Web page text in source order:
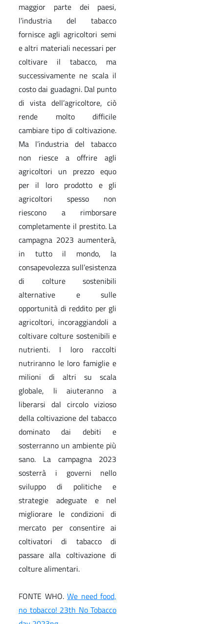
maggior parte dei paesi,
l’industria del tabacco
fornisce agli agricoltori semi
e altri materiali necessari per
coltivare il tabacco, ma
successivamente ne scala il
costo dai guadagni. Dal punto
di vista dell’agricoltore, ciò
rende molto difficile
cambiare tipo di coltivazione.
Ma l’industria del tabacco
non riesce a offrire agli
agricoltori un prezzo equo
per il loro prodotto e gli
agricoltori spesso non
riescono a rimborsare
completamente il prestito. La
campagna 2023 aumenterà,
in tutto il mondo, la
consapevolezza sull’esistenza
di colture sostenibili
alternative e sulle
opportunità di reddito per gli
agricoltori, incoraggiandoli a
coltivare colture sostenibili e
nutrienti. I loro raccolti
nutriranno le loro famiglie e
milioni di altri su scala
globale, li aiuteranno a
liberarsi dal circolo vizioso
della coltivazione del tabacco
dominato dai debiti e
sosterranno un ambiente più
sano. La campagna 2023
sosterrà i governi nello
sviluppo di politiche e
strategie adeguate e nel
migliorare le condizioni di
mercato per consentire ai
coltivatori di tabacco di
passare alla coltivazione di
colture alimentari.
FONTE WHO.We need food,
no tobacco! 23th No Tobacco